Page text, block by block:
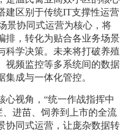
建区别于传统IT支撑性运营
景协同式运营为核心，将
排，转化为贴合各业务场景
科学决策。未来将打破养殖
视频监控等多系统间的数据
成与一体化管控。
心视角，“统一作战指挥中
进苗、饲养到上市的全流
协同式运营，让庞杂数据转